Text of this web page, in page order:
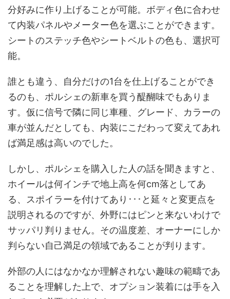
分好みに作り上げることが可能。ボディ色に合わせ
て内装パネルやメーター色を選ぶことができます。
シートのステッチ色やシートベルトの色も、選択可
能。
誰とも違う、自分だけの1台を仕上げることができ
るのも、ポルシェの新車を買う醍醐味でもありま
す。仮に信号で隣に同じ車種、グレード、カラーの
車が並んだとしても、内装にこだわって変えてあれ
ば満足感は高いのでした。
しかし、ポルシェを購入した人の話を聞きますと、
ホイールは何インチで地上高を何cm落としてあ
る、スポイラーを付けてあり･･･と延々と変更点を
説明されるのですが、外野にはピンと来ないわけで
サッパリ判りません。その温度差、オーナーにしか
判らない自己満足の領域であることが判ります。
外部の人にはなかなか理解されない趣味の範疇であ
ることを理解した上で、オプション装着には手を入